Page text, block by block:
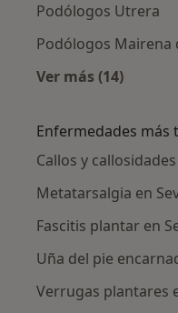
Podólogos Utrera
Podólogos Mairena
Ver más (14)
Enfermedades más
Callos y
Metatarsalgia en
Fascitis plantar en
Uña del pie
Verrugas plantares